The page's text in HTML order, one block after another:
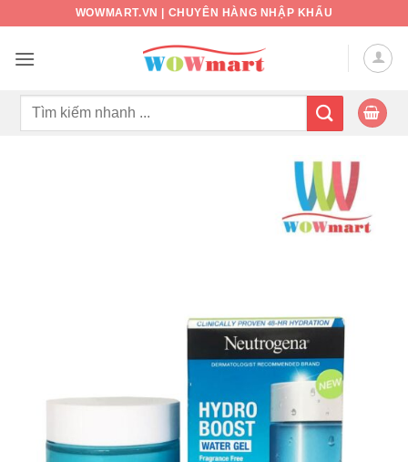
nội
WOWMART.VN | CHUYÊN HÀNG NHẬP KHẨU
Tìm